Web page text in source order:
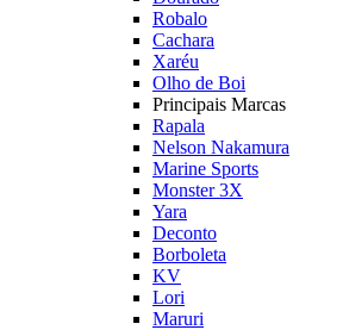
Robalo
Cachara
Xaréu
Olho de Boi
Principais Marcas
Rapala
Nelson Nakamura
Marine Sports
Monster 3X
Yara
Deconto
Borboleta
KV
Lori
Maruri